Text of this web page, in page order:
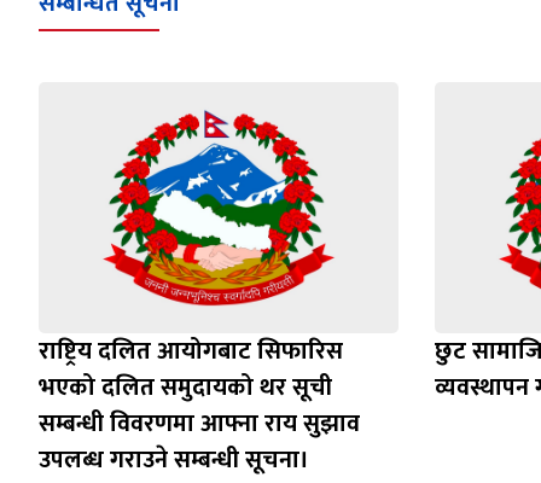
राष्ट्रिय दलित आयोगबाट सिफारिस
भएको दलित समुदायको थर सूची
सम्बन्धी विवरणमा आफ्ना राय सुझाव
उपलब्ध गराउने सम्बन्धी सूचना।
छुट
व्यवस्थापन